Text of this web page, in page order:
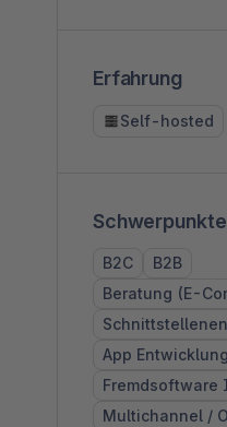
Erfahrung
Self-hosted
Schwerpunkte
B2C
B2B
Beratung (E-
App Entwicklung
Fremdsoftware
Multichannel /